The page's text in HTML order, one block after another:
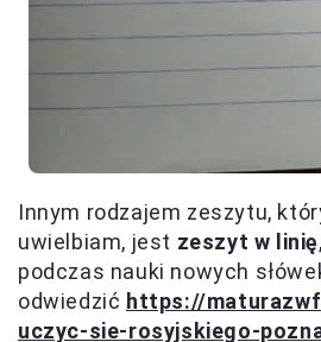
Innym rodzajem zeszytu,
uwielbiam, jest zeszyt w linię
podczas nauki nowych
odwiedzić https://
uczyc-sie-rosyjskiego-